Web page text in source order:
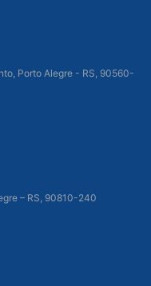
Porto Alegre - RS, 90560-
– RS, 90810-240